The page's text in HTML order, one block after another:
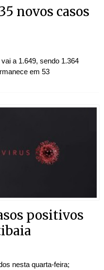
novos casos
a 1.649, sendo 1.364
em 53
positivos
nesta quarta-feira;